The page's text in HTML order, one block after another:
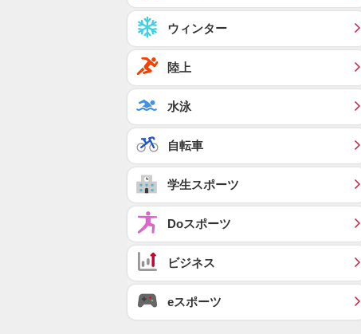
ウィンター
陸上
水泳
自転車
学生スポーツ
Doスポーツ
ビジネス
eスポーツ